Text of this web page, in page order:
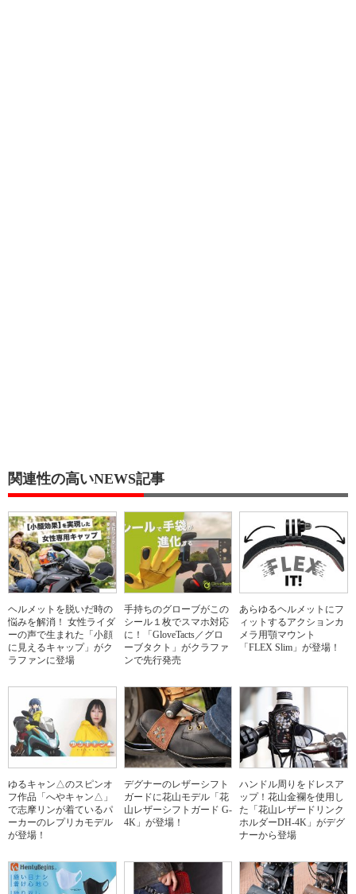
関連性の高いNEWS記事
ヘルメットを脱いだ時の
悩みを解消！ 女性ライダ
ーの声で生まれた「小顔
に見えるキャップ」がク
ラファンに登場
手持ちのグローブがこの
シール１枚でスマホ対応
に！「GloveTacts／グロ
ーブタクト」がクラファ
ンで先行発売
あらゆるヘルメットにフ
ィットするアクションカ
メラ用顎マウント
「FLEX Slim」が登場！
ゆるキャン△のスピンオ
フ作品「へやキャン△」
で志摩リンが着ているパ
ーカーのレプリカモデル
が登場！
デグナーのレザーシフト
ガードに花山モデル「花
山レザーシフトガード G-
4K」が登場！
ハンドル周りをドレスア
ップ！花山金襴を使用し
た「花山レザードリンク
ホルダーDH-4K」がデグ
ナーから登場